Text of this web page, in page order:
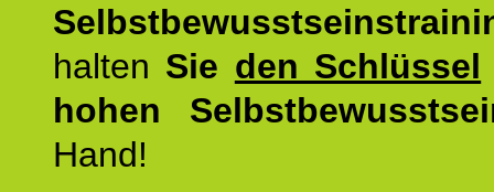
halten Sie den Schlüssel
hohen
Hand!